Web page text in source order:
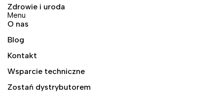
Zdrowie i uroda
Menu
O nas
Blog
Kontakt
Wsparcie techniczne
Zostań dystrybutorem